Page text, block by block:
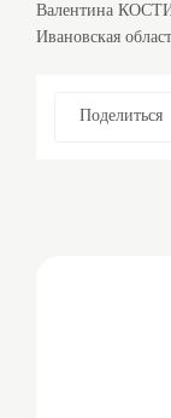
Валентина
Ивановская
Поделиться